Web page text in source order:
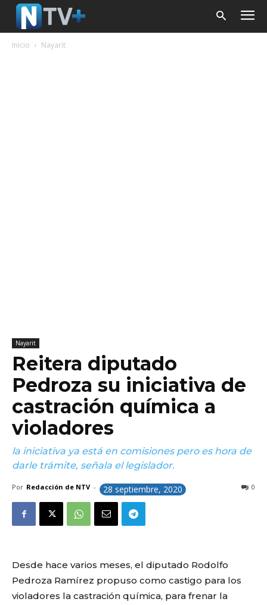
Inicio Nayarit
Nayarit
Reitera diputado
Pedroza su iniciativa de
castración química a
violadores
la iniciativa ya está en comisiones pero es hora de
darle trámite, señala el legislador.
Por Redacción de NTV - 28 septiembre, 2020 0
Desde hace varios meses, el diputado Rodolfo
Pedroza Ramírez propuso como castigo para los
violadores la castración química, para frenar la